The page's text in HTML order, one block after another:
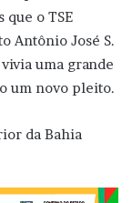
que o TSE
Antônio José S.
uma grande
um novo pleito.
da Bahia